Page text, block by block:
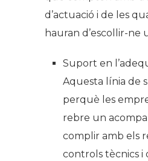
d’actuació i de les
hauran d’escollir-ne
Suport en
Aquesta línia de
perquè les
rebre un
complir amb els
controls tècnics i